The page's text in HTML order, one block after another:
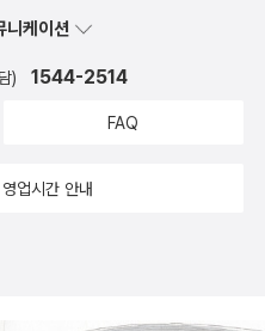
아볼 수 있다.3. 자격증 이론 공
다. 무식하게 다 외우려고 들지
부하는 방법으로 컴활에 친숙해
떠다 친히 먹여준다. 독자는 정
니케이션
) 1544-2514
FAQ
업시간 안내